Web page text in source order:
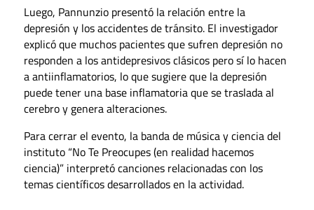
Luego, Pannunzio presentó la relación entre la
depresión y los accidentes de tránsito. El investigador
explicó que muchos pacientes que sufren depresión no
responden a los antidepresivos clásicos pero sí lo hacen
a antiinflamatorios, lo que sugiere que la depresión
puede tener una base inflamatoria que se traslada al
cerebro y genera alteraciones.
Para cerrar el evento, la banda de música y ciencia del
instituto “No Te Preocupes (en realidad hacemos
ciencia)” interpretó canciones relacionadas con los
temas científicos desarrollados en la actividad.